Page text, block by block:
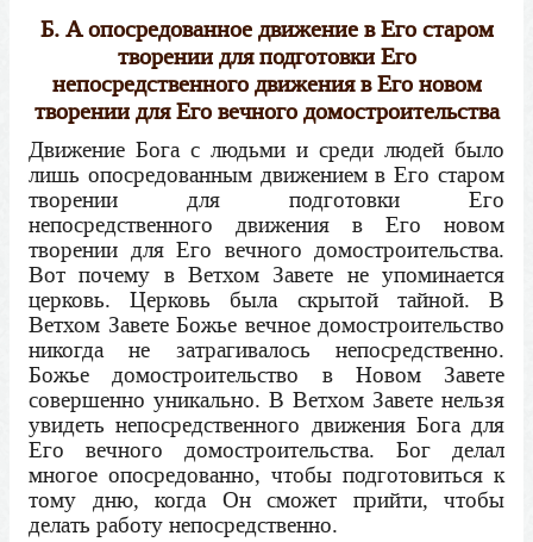
Поиск
Б. А опосредованное движение в Его cтаром
творении для подготовки Его
непосредственного движения в Его новом
творении для Его вечного домостроительства
Движение Бога с людьми и среди людей было
лишь опосредованным движением в Его старом
творении для подготовки Его
непосредственного движения в Его новом
творении для Его вечного домостроительства.
Вот почему в Ветхом Завете не упоминается
церковь. Церковь была скрытой тайной. В
Ветхом Завете Божье вечное домостроительство
никогда не затрагивалось непосредственно.
Божье домостроительство в Новом Завете
совершенно уникально. В Ветхом Завете нельзя
увидеть непосредственного движения Бога для
Его вечного домостроительства. Бог делал
многое опосредованно, чтобы подготовиться к
тому дню, когда Он сможет прийти, чтобы
делать работу непосредственно.